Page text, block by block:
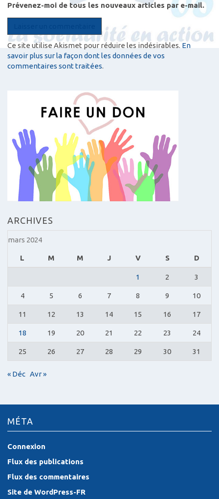
Prévenez-moi de tous les nouveaux articles par e-mail.
Ce site utilise Akismet pour réduire les indésirables. En
savoir plus sur la façon dont les données de vos
commentaires sont traitées.
ARCHIVES
mars 2024
L M M J V S D
1 2 3
4 5 6 7 8 9 10
11 12 13 14 15 16 17
18 19 20 21 22 23 24
25 26 27 28 29 30 31
« Déc Avr »
MÉTA
Connexion
Flux des publications
Flux des commentaires
Site de WordPress-FR